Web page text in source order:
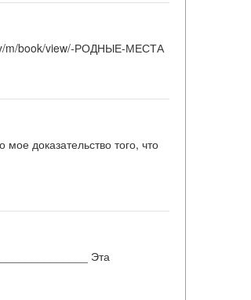
m/book/view/-РОДНЫЕ-МЕСТА
доказательство того, что
Эта